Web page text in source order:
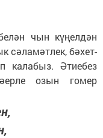
чын күңелдән
сәламәтлек, бәхет-
калабыз. Әтиебез
озын гомер